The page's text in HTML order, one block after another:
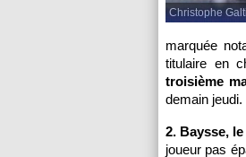
Christophe
marquée
titulaire en
troisième
demain jeudi.
2. Baysse,
joueur pas